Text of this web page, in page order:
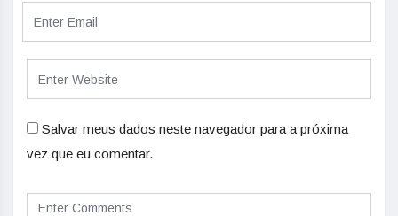
Salvar meus dados neste navegador para a próxima
vez que eu comentar.